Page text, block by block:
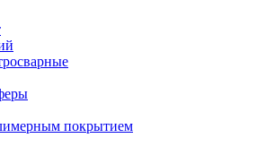
покрытием